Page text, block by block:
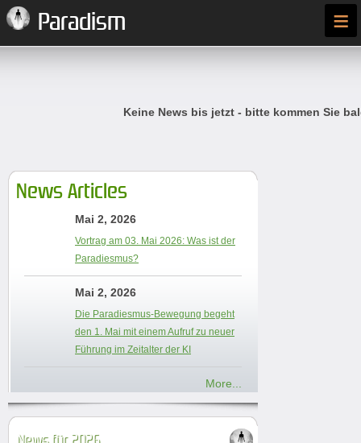
Paradism ≡
Keine News bis jetzt - bitte kommen Sie
News Articles
Mai 2, 2026
Vortrag am 03. Mai 2026: Was ist der
Paradiesmus?
Mai 2, 2026
Die Paradiesmus-Bewegung begeht
den 1. Mai mit einem Aufruf zu neuer
Führung im Zeitalter der KI
More...